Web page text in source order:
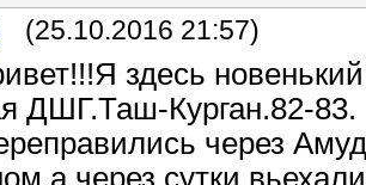
(25.10.2016 21:57)
здесь
ДШГ.Таш-Курган.82-83.
через
через сутки